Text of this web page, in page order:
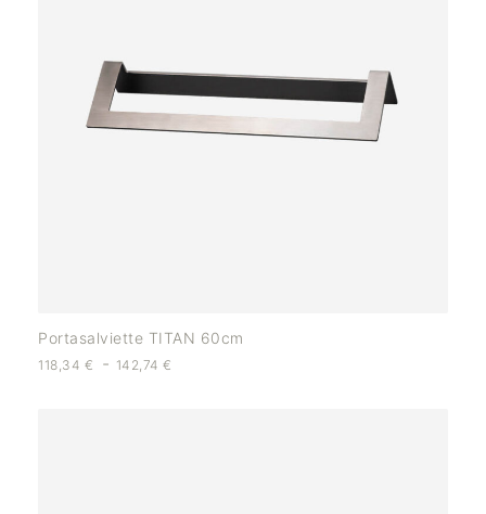
Portasalviette TITAN 60cm
118,34 € - 142,74€